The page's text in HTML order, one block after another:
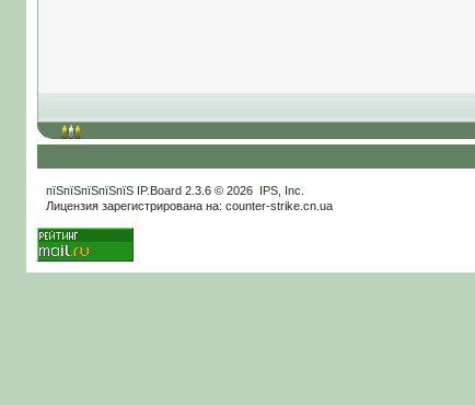
пїЅпїЅпїЅпїЅпїЅ IP.Board2.3.6 © 2026 IPS, Inc
Лицензия зарегистрирована на: counter-strike.cn.ua